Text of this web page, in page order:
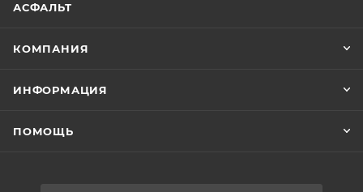
АСФАЛЬТ
КОМПАНИЯ
ИНФОРМАЦИЯ
ПОМОЩЬ